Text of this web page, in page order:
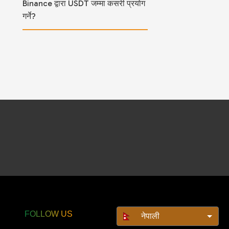
Binance द्वारा USDT जम्मा कसरी प्रयोग
गर्ने?
FOLLOW US नेपाली